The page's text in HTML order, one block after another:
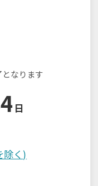
なります
日
除く)